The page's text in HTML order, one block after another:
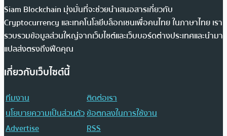
Siam Blockchain มุ่งมั่นที่จะช่วยนำเสนอสารเกี่ยวกับ
Cryptocurrency และเทคโนโลยีบล็อกเชนเพื่อคนไทย ในภาษาไทย เรา
รวบรวมข้อมูลส่วนใหญ่จากเว็บไซต์และเว็บบอร์ดต่างประเทศและนำมา
แปลส่งตรงถึงฟีดคุณ
เกี่ยวกับเว็บไซต์นี้
ทีมงาน
ติดต่อเรา
นโยบายความเป็นส่วนตัวข้อตกลงในการใช้งาน
Advertise
RSS